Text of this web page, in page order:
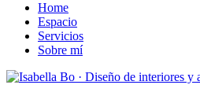
Home
Espacio
Servicios
Sobre mí